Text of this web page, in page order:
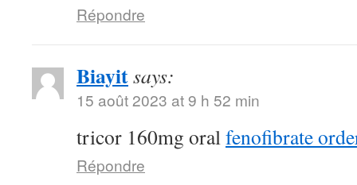
Répondre
Biayitsays:
15 août 2023 at 9 h 52 min
tricor 160mg oralfenofibrate
Répondre